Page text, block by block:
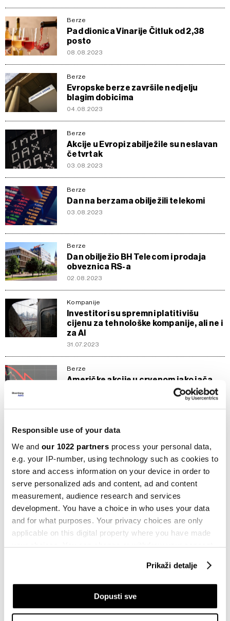
Responsible use of your data
We and our 1022 partners process your personal data,
e.g. your IP-number, using technology such as cookies to
store and access information on your device in order to
serve personalized ads and content, ad and content
measurement, audience research and services
development. You have a choice in who uses your data
and for what purposes. Your privacy choices are only
applicable on this digital property where you have made
your choices. You can change or withdraw your consent
If you allow, we would also like to:
Collect information about your geographical
Prikaži detalje
Dopusti sve
Berze
Pad dionica Vinarije Čitluk od 2,38
posto
08.08.2023
Berze
Evropske berze završile nedjelju
blagim dobicima
04.08.2023
Berze
Akcije u Evropi zabilježile su neslavan
četvrtak
03.08.2023
Berze
Dan na berzama obilježili telekomi
03.08.2023
Berze
Dan obilježio BH Telecom i prodaja
obveznica RS-a
02.08.2023
Kompanije
Investitori su spremni platiti višu
cijenu za tehnološke kompanije, ali ne i
za AI
31.07.2023
Berze
Američke akcije u crvenom iako jača
Zašto kompanije radije propadaju
umjesto da kapital potraže na berzi
27.07.2023
Berze
Akcije u Evropi završile trgovanje
epilog u Španiji
24.07.2023
Berze
SASE bez zaključenih transakcija
Pesimizam na bh. berzama: Dnevni